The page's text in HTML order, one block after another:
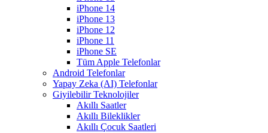
iPhone 14
iPhone 13
iPhone 12
iPhone 11
iPhone SE
Tüm Apple Telefonlar
Android Telefonlar
Yapay Zeka (AI) Telefonlar
Giyilebilir Teknolojiler
Akıllı Saatler
Akıllı Bileklikler
Akıllı Çocuk Saatleri